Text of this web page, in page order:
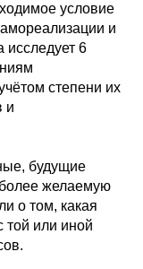
условие
и
исследует 6
степени их
и
будущие
желаемую
о том, какая
той или иной